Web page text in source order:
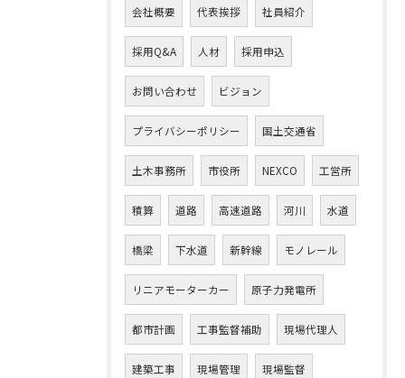
会社概要 代表挨拶 社員紹介
採用Q&A 人材 採用申込
お問い合わせ ビジョン
プライバシーポリシー 国土交通省
土木事務所 市役所 NEXCO 工営所
積算 道路 高速道路 河川 水道
橋梁 下水道 新幹線 モノレール
リニアモーターカー 原子力発電所
都市計画 工事監督補助 現場代理人
建築工事 現場管理 現場監督